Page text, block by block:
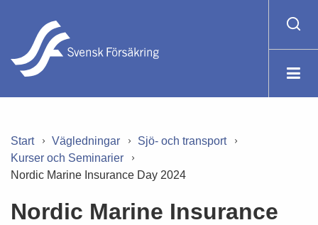
Start Vägledningar
Sjö- och transport
Kurser och Seminarier
Nordic Marine Insurance Day 2024
Nordic Marine Insurance